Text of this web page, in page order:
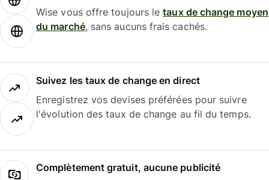
Wise vous offre toujours letaux de change moyen
du marché, sans aucuns frais cachés.
Suivez les taux de change en direct
Enregistrez vos devises préférées pour suivre
l'évolution des taux de change au fil du temps.
Complètement gratuit, aucune publicité